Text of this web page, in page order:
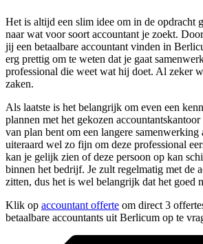
Het is altijd een slim idee om in de opdracht
naar wat voor soort accountant je zoekt.
jij een betaalbare accountant vinden in
erg prettig om te weten dat je gaat
professional die weet wat hij doet. Al zeker
zaken.
Als laatste is het belangrijk om even een
plannen met het gekozen
van plan bent om een langere samenwerking
uiteraard wel zo fijn om deze professional
kan je gelijk zien of deze persoon op kan
binnen het bedrijf. Je zult regelmatig met de
zitten, dus het is wel belangrijk dat het goed
Klik op accountant offerte om direct 3
betaalbare accountants uit Berlicum op te